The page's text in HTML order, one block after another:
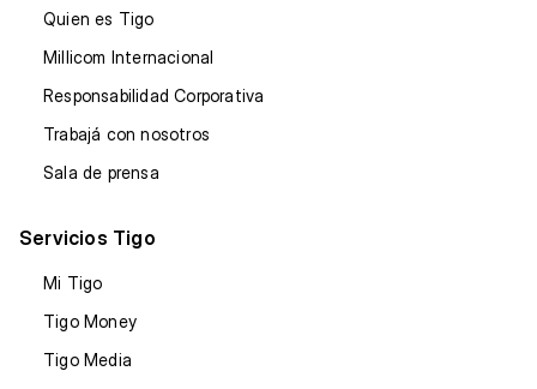
Quien es Tigo
Millicom Internacional
Responsabilidad Corporativa
Trabajá con nosotros
Sala de prensa
Servicios Tigo
Mi Tigo
Tigo Money
Tigo Media